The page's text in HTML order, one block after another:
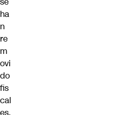
ha
n
re
m
ovi
do
fis
cal
es,